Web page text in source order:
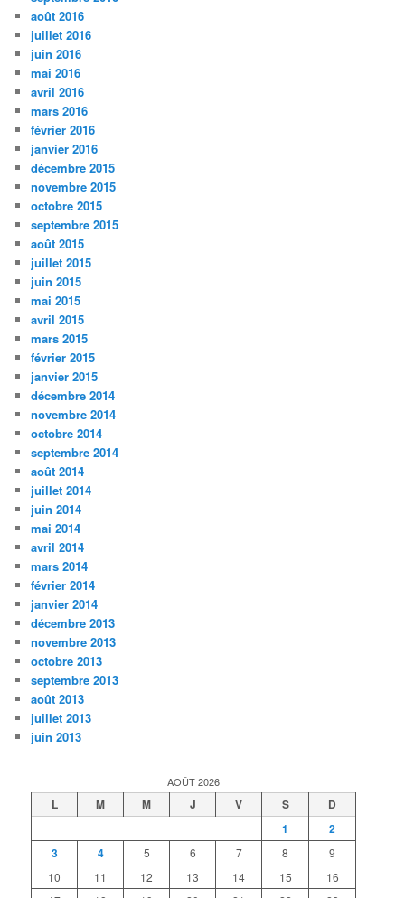
août 2016
juillet 2016
juin 2016
mai 2016
avril 2016
mars 2016
février 2016
janvier 2016
décembre 2015
novembre 2015
octobre 2015
septembre 2015
août 2015
juillet 2015
juin 2015
mai 2015
avril 2015
mars 2015
février 2015
janvier 2015
décembre 2014
novembre 2014
octobre 2014
septembre 2014
août 2014
juillet 2014
juin 2014
mai 2014
avril 2014
mars 2014
février 2014
janvier 2014
décembre 2013
novembre 2013
octobre 2013
septembre 2013
août 2013
juillet 2013
juin 2013
AOÛT 2026
L M M J V S
D
1
2
3
4 5 6 7 8
9
10
11 12 13 14 15
16